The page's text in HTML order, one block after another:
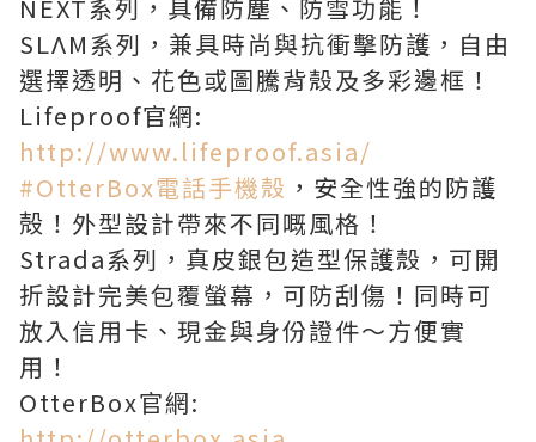
NËXT系列，具備防塵、防雪功能！
SLɅM系列，兼具時尚與抗衝擊防護，自由
選擇透明、花色或圖騰背殼及多彩邊框！
Lifeproof官網:
http://www.lifeproof.asia/
#OtterBox電話手機殼 ，安全性強的防護
殻！外型設計帶來不同嘅風格！
Strada系列，真皮銀包造型保護殼，可開
折設計完美包覆螢幕，可防刮傷！同時可
放入信用卡、現金與身份證件～方便實
用！
OtterBox官網: